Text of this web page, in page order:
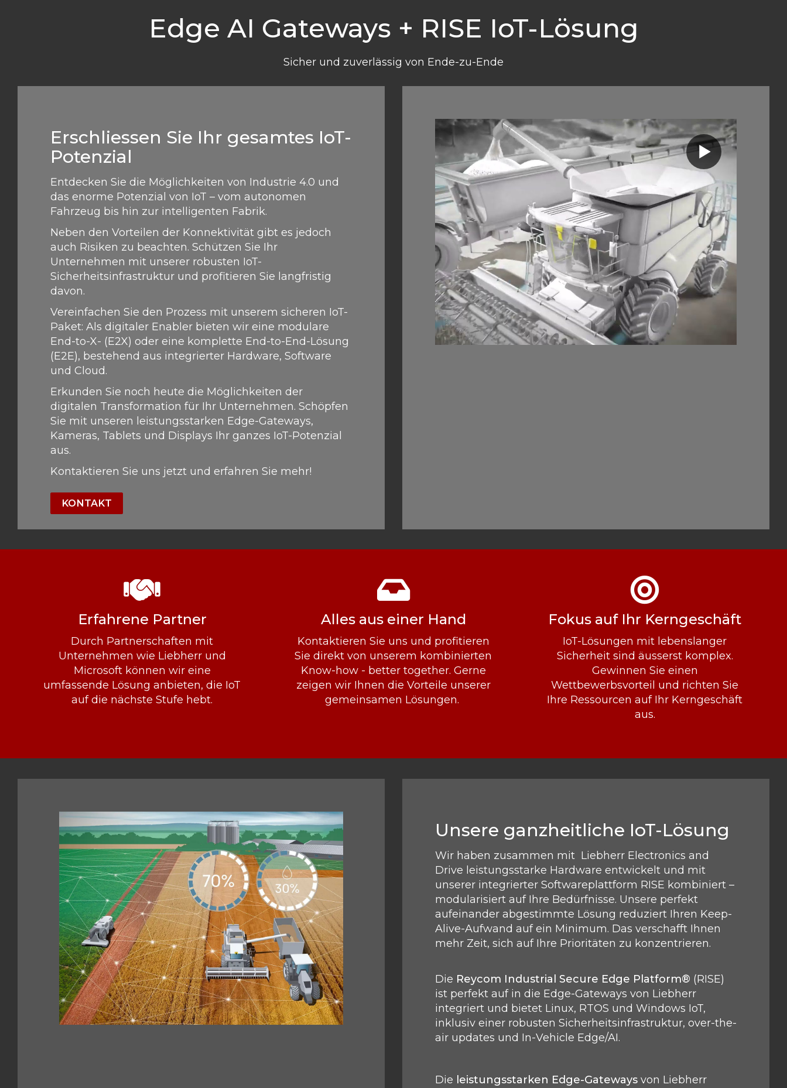
Edge AI Gateways + RISE IoT-Lösung
Sicher und zuverlässig von Ende-zu-Ende
Erschliessen Sie Ihr gesamtes IoT-
Potenzial
Entdecken Sie die Möglichkeiten von Industrie 4.0 und
das enorme Potenzial von IoT – vom autonomen
Fahrzeug bis hin zur intelligenten Fabrik.
Neben den Vorteilen der Konnektivität gibt es jedoch
auch Risiken zu beachten. Schützen Sie Ihr
Unternehmen mit unserer robusten IoT-
Sicherheitsinfrastruktur und profitieren Sie langfristig
davon.
Vereinfachen Sie den Prozess mit unserem sicheren IoT-
Paket: Als digitaler Enabler bieten wir eine modulare
End-to-X- (E2X) oder eine komplette End-to-End-Lösung
(E2E), bestehend aus integrierter Hardware, Software
und Cloud.
Erkunden Sie noch heute die Möglichkeiten der
digitalen Transformation für Ihr Unternehmen. Schöpfen
Sie mit unseren leistungsstarken Edge-Gateways,
Kameras, Tablets und Displays Ihr ganzes IoT-Potenzial
aus.
Kontaktieren Sie uns jetzt und erfahren Sie mehr!
KONTAKT
Erfahrene Partner
Durch Partnerschaften mit
Unternehmen wie Liebherr und
Microsoft können wir eine
umfassende Lösung anbieten, die IoT
auf die nächste Stufe hebt.
Alles aus einer Hand
Kontaktieren Sie uns und profitieren
Sie direkt von unserem kombinierten
Know-how - better together. Gerne
zeigen wir Ihnen die Vorteile unserer
gemeinsamen Lösungen.
Fokus auf Ihr Kerngeschäft
IoT-Lösungen mit lebenslanger
Sicherheit sind äusserst komplex.
Gewinnen Sie einen
Wettbewerbsvorteil und richten Sie
Ihre Ressourcen auf Ihr Kerngeschäft
aus.
Unsere ganzheitliche IoT-Lösung
Wir haben zusammen mit Liebherr Electronics and
Drive leistungsstarke Hardware entwickelt und mit
unserer integrierter Softwareplattform RISE kombiniert –
modularisiert auf Ihre Bedürfnisse. Unsere perfekt
aufeinander abgestimmte Lösung reduziert Ihren Keep-
Alive-Aufwand auf ein Minimum. Das verschafft Ihnen
mehr Zeit, sich auf Ihre Prioritäten zu konzentrieren.
Die Reycom Industrial Secure Edge Platform® (RISE)
ist perfekt auf in die Edge-Gateways von Liebherr
integriert und bietet Linux, RTOS und Windows IoT,
inklusiv einer robusten Sicherheitsinfrastruktur, over-the-
air updates und In-Vehicle Edge/AI.
Die leistungsstarken Edge-Gateways von Liebherr